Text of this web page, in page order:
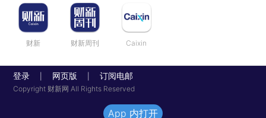
财新 财新周刊 Caixin
登录 网页版 订阅电邮
Copyright 财新网 All Rights Reserved
App 内打开